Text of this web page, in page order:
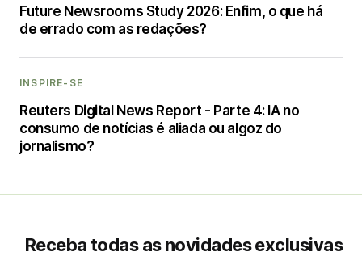
Future Newsrooms Study 2026: Enfim, o que há
de errado com as redações?
INSPIRE-SE
Reuters Digital News Report - Parte 4: IA no
consumo de notícias é aliada ou algoz do
jornalismo?
Receba todas as novidades exclusivas